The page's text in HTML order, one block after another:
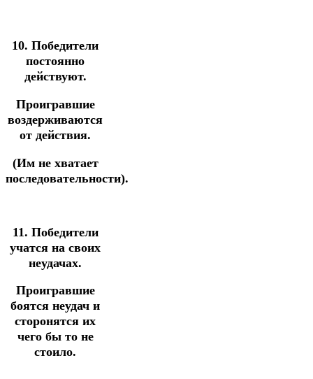
10. Победители
постоянно
действуют.
Проигравшие
воздерживаются
от действия.
(Им не хватает
последовательности).
11. Победители
учатся на своих
неудачах.
Проигравшие
боятся неудач и
сторонятся их
чего бы то не
стоило.